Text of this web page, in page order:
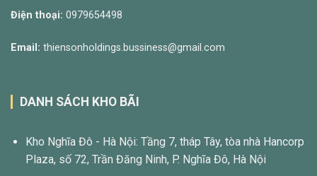
Điện thoại: 0979654498
Email: thiensonholdings.bussiness@gmail.com
DANH SÁCH KHO BÃI
Kho Nghĩa Đô - Hà Nội: Tầng 7, tháp Tây, tòa nhà Hancorp
Plaza, số 72, Trần Đăng Ninh, P. Nghĩa Đô, Hà Nội